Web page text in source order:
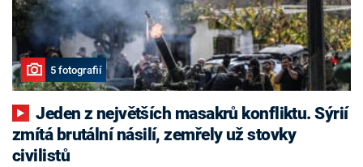
5 fotografií
Jeden z největších masakrů konfliktu. Sýrií
zmítá brutální násilí, zemřely už stovky
civilistů